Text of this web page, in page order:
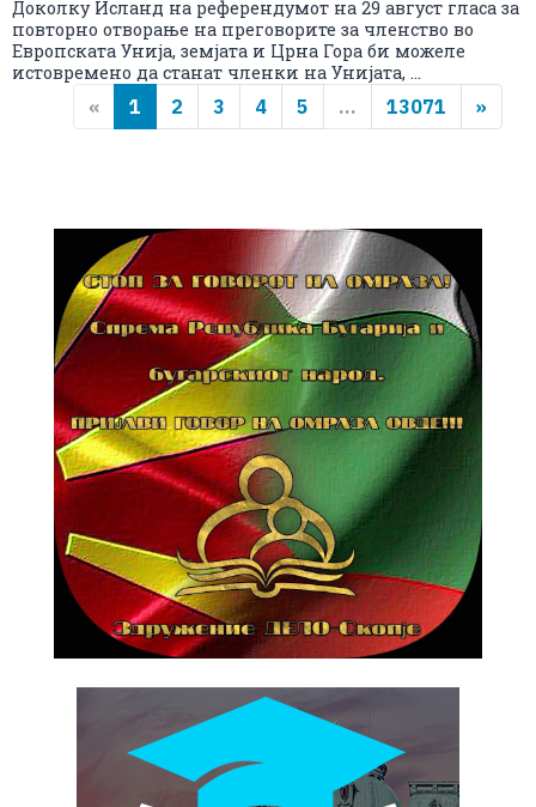
Доколку Исланд на референдумот на 29 август гласа за
повторно отворање на преговорите за членство во
Европската Унија, земјата и Црна Гора би можеле
истовремено да станат членки на Унијата, ...
« 1 2 3 4 5 ... 13071 »